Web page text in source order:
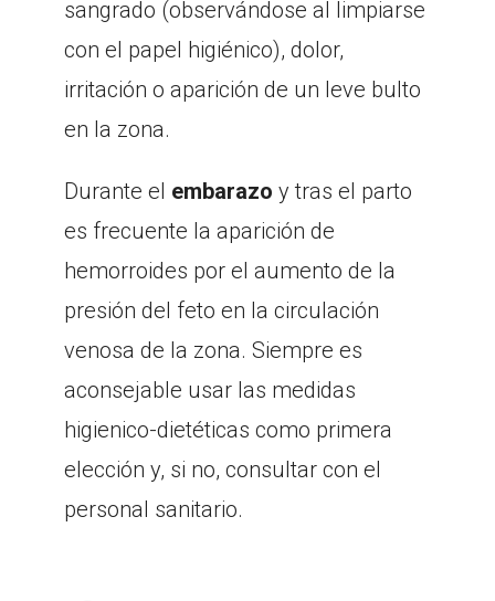
sangrado (observándose al limpiarse
con el papel higiénico), dolor,
irritación o aparición de un leve bulto
en la zona.
Durante el embarazo y tras el parto
es frecuente la aparición de
hemorroides por el aumento de la
presión del feto en la circulación
venosa de la zona. Siempre es
aconsejable usar las medidas
higienico-dietéticas como primera
elección y, si no, consultar con el
personal sanitario.